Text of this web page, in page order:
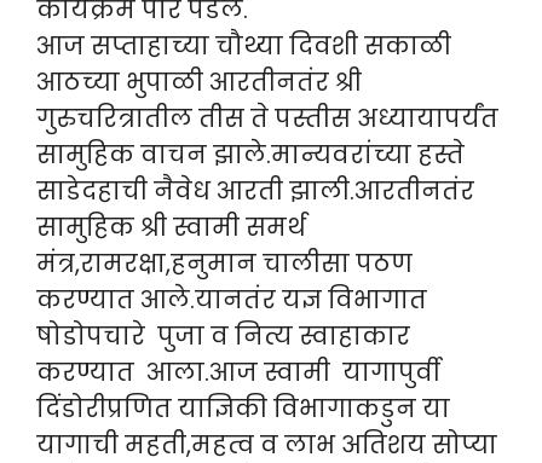
कार्यक्रम पार पडले.
आज सप्ताहाच्या चौथ्या दिवशी सकाळी
आठच्या भुपाळी आरतीनतंर श्री
गुरुचरित्रातील तीस ते पस्तीस अध्यायापर्यंत
सामुहिक वाचन झाले.मान्यवरांच्या हस्ते
साडेदहाची नैवेध आरती झाली.आरतीनतंर
सामुहिक श्री स्वामी समर्थ
मंत्र,रामरक्षा,हनुमान चालीसा पठण
करण्यात आले.यानतंर यज्ञ विभागात
षोडोपचारे पुजा व नित्य स्वाहाकार
करण्यात आला.आज स्वामी यागापुर्वी
दिंडोरीप्रणित याज्ञिकी विभागाकडुन या
यागाची महती,महत्व व लाभ अतिशय सोप्या